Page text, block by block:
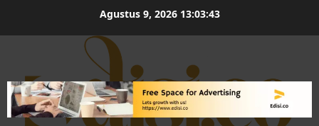
Agustus 9, 2026 13:03:43